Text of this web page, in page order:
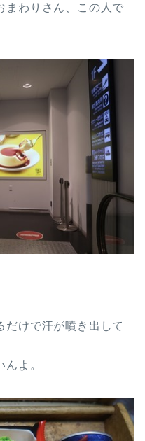
まわりさん、この人で
だけで汗が噴き出して
よ。